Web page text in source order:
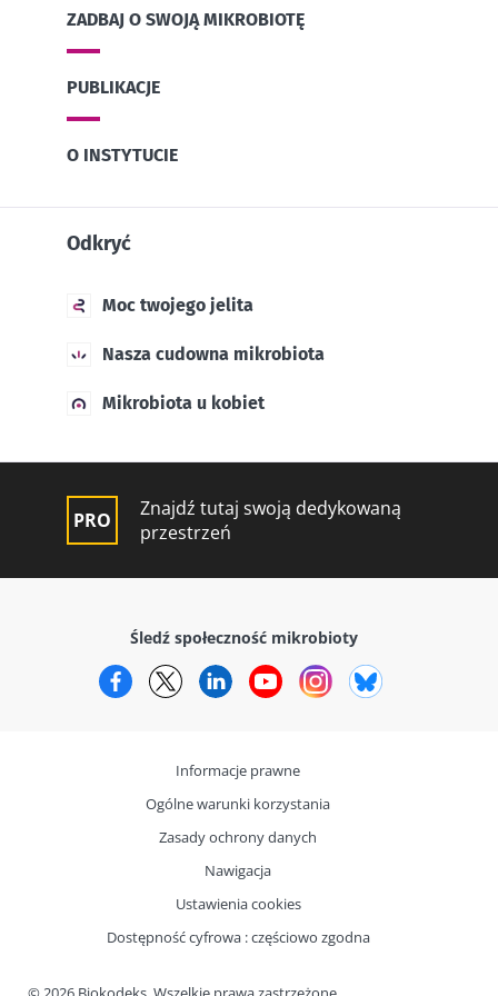
ZADBAJ O SWOJĄ MIKROBIOTĘ
PUBLIKACJE
O INSTYTUCIE
Odkryć
Moc twojego jelita
Nasza cudowna mikrobiota
Mikrobiota u kobiet
Znajdź tutaj swoją dedykowaną
przestrzeń
Śledź społeczność mikrobioty
FacebookTwitterLinkedInYouTubeInstagram
Informacje prawne
Ogólne warunki korzystania
Zasady ochrony danych
Nawigacja
Ustawienia cookies
Dostępność cyfrowa : częściowo zgodna